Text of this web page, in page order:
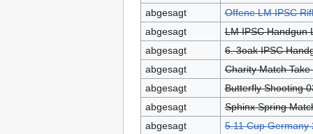
abgesagt
Offene LM IPSC
abgesagt
LM IPSC Handgun
abgesagt
6. 3oak IPSC
abgesagt
Charity Match Take
abgesagt
Butterfly Shooting
abgesagt
Sphinx Spring
abgesagt
5.11 Cup Germany